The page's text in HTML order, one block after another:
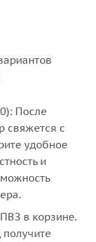
После
свяжется с
удобное
и
в корзине.